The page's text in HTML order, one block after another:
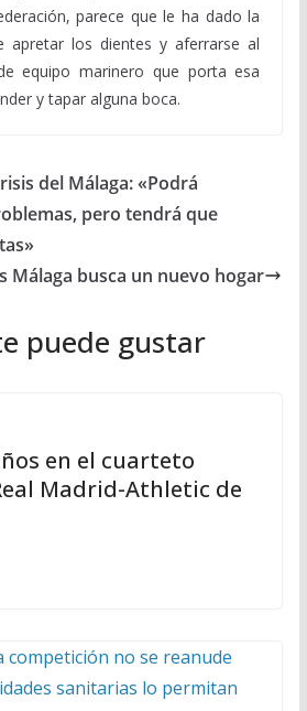
parece que le ha dado la
apretar los dientes y aferrarse al
equipo marinero que porta esa
y tapar alguna boca.
del Málaga: «Podrá
pero tendrá que
Málaga busca un nuevo hogar
puede gustar
en el cuarteto
Madrid-Athletic de